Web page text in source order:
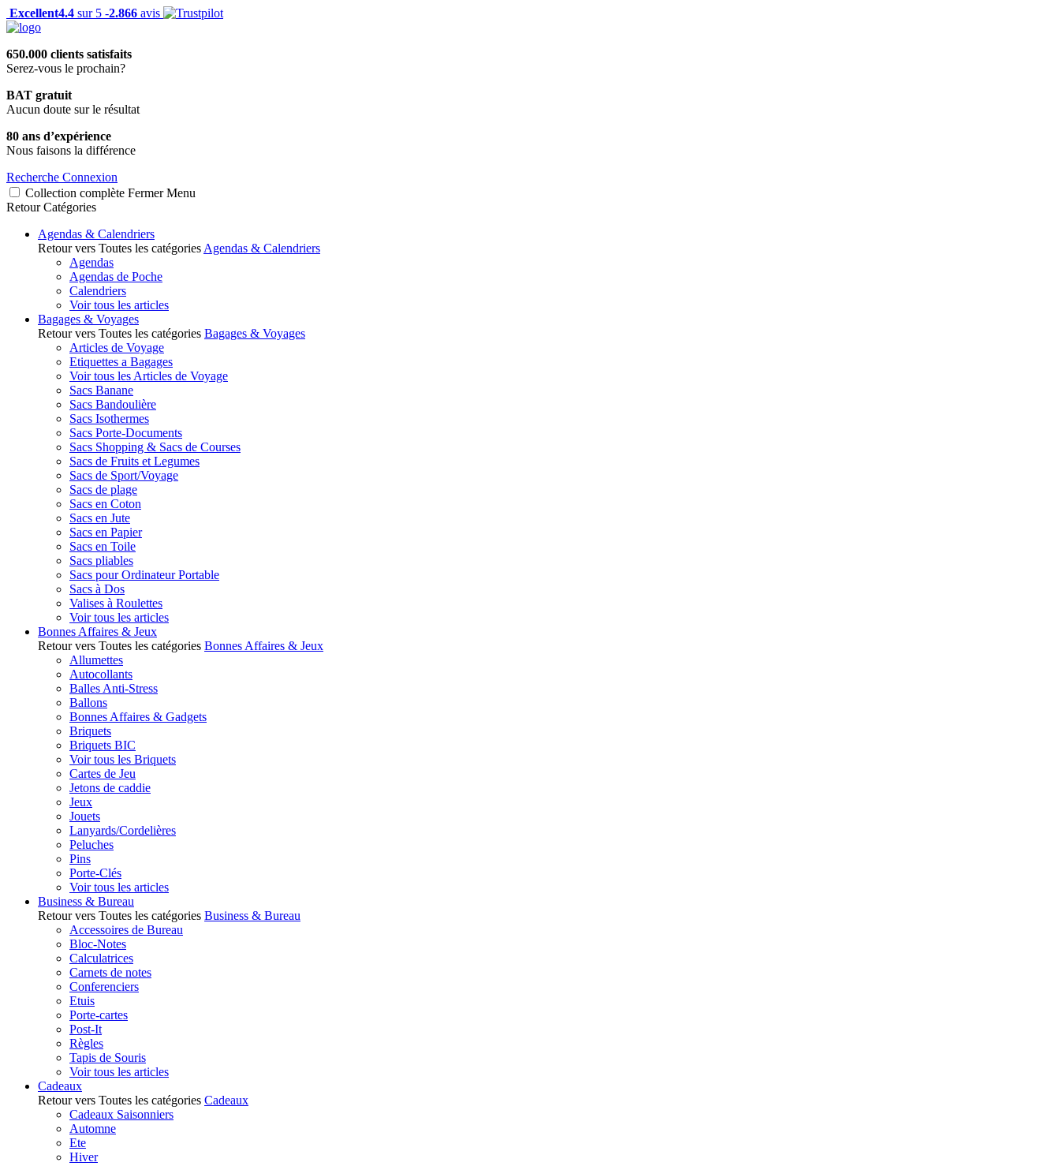
Excellent4.4 sur 5 -2.866 avis
650.000 clients satisfaits
Serez-vous le prochain?
BAT gratuit
Aucun doute sur le résultat
80 ans d’expérience
Nous faisons la différence
Recherche Connexion
Collection complète Fermer Menu
Retour Catégories
Agendas & Calendriers
Retour vers Toutes les catégories Agendas & Calendriers
Agendas
Agendas de Poche
Calendriers
Voir tous les articles
Bagages & Voyages
Retour vers Toutes les catégories Bagages & Voyages
Articles de Voyage
Etiquettes a Bagages
Voir tous les Articles de Voyage
Sacs Banane
Sacs Bandoulière
Sacs Isothermes
Sacs Porte-Documents
Sacs Shopping & Sacs de Courses
Sacs de Fruits et Legumes
Sacs de Sport/Voyage
Sacs de plage
Sacs en Coton
Sacs en Jute
Sacs en Papier
Sacs en Toile
Sacs pliables
Sacs pour Ordinateur Portable
Sacs à Dos
Valises à Roulettes
Voir tous les articles
Bonnes Affaires & Jeux
Retour vers Toutes les catégories Bonnes Affaires & Jeux
Allumettes
Autocollants
Balles Anti-Stress
Ballons
Bonnes Affaires & Gadgets
Briquets
Briquets BIC
Voir tous les Briquets
Cartes de Jeu
Jetons de caddie
Jeux
Jouets
Lanyards/Cordelières
Peluches
Pins
Porte-Clés
Voir tous les articles
Business & Bureau
Retour vers Toutes les catégories Business & Bureau
Accessoires de Bureau
Bloc-Notes
Calculatrices
Carnets de notes
Conferenciers
Etuis
Porte-cartes
Post-It
Règles
Tapis de Souris
Voir tous les articles
Cadeaux
Retour vers Toutes les catégories Cadeaux
Cadeaux Saisonniers
Automne
Ete
Hiver